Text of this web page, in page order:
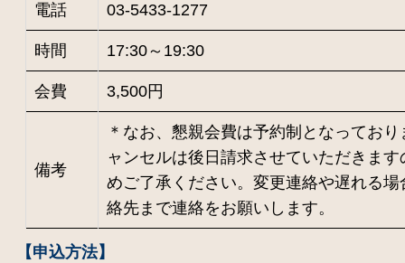
電話 03-5433-1277
時間 17:30～19:30
会費 3,500円
備考
＊なお、懇親会費は予約制となってお
ャンセルは後日請求させていただきま
めご了承ください。変更連絡や遅れる
絡先まで連絡をお願いします。
【申込方法】